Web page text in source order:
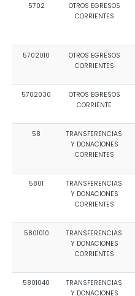
5702
OTROS EGRESOS
CORRIENTES
5702010
OTROS EGRESOS
CORRIENTES
5702030
OTROS EGRESOS
CORRIENTE
58
TRANSFERENCIAS
Y DONACIONES
CORRIENTES
5801
TRANSFERENCIAS
Y DONACIONES
CORRIENTES
5801010
TRANSFERENCIAS
Y DONACIONES
CORRIENTES
5801040
TRANSFERENCIAS
Y DONACIONES